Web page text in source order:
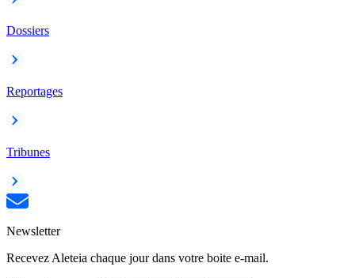
Dossiers
Reportages
Tribunes
Newsletter
Recevez Aleteia chaque jour dans votre boite e-mail.